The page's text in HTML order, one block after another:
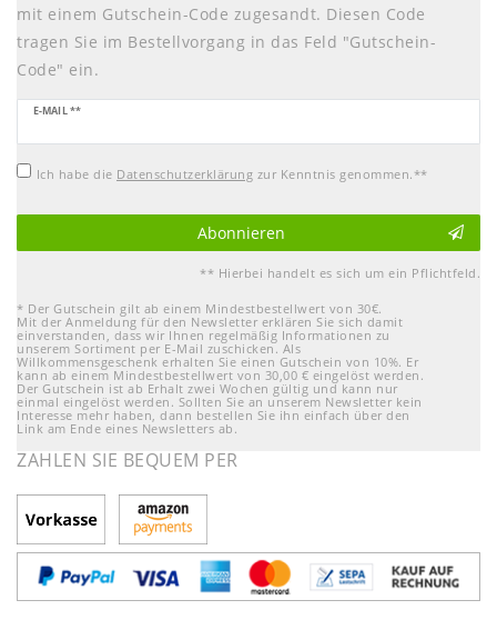
mit einem Gutschein-Code zugesandt. Diesen Code
tragen Sie im Bestellvorgang in das Feld "Gutschein-
Code" ein.
E-MAIL **
Newsletter
Honig
Ich habe die Daten­schutz­erklärung zur Kenntnis genommen.**
Abonnieren
** Hierbei handelt es sich um ein Pflichtfeld.
* Der Gutschein gilt ab einem Mindestbestellwert von 30€.
Mit der Anmeldung für den Newsletter erklären Sie sich damit
einverstanden, dass wir Ihnen regelmäßig Informationen zu
unserem Sortiment per E-Mail zuschicken. Als
Willkommensgeschenk erhalten Sie einen Gutschein von 10%. Er
kann ab einem Mindestbestellwert von 30,00 € eingelöst werden.
Der Gutschein ist ab Erhalt zwei Wochen gültig und kann nur
einmal eingelöst werden. Sollten Sie an unserem Newsletter kein
Interesse mehr haben, dann bestellen Sie ihn einfach über den
Link am Ende eines Newsletters ab.
ZAHLEN SIE BEQUEM PER